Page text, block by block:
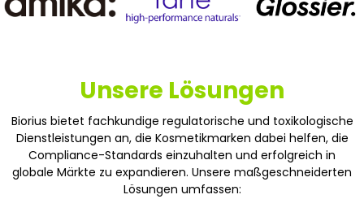
Unsere Lösungen
Biorius bietet fachkundige regulatorische und toxikologische
Dienstleistungen an, die Kosmetikmarken dabei helfen, die
Compliance-Standards einzuhalten und erfolgreich in
globale Märkte zu expandieren. Unsere maßgeschneiderten
Lösungen umfassen: